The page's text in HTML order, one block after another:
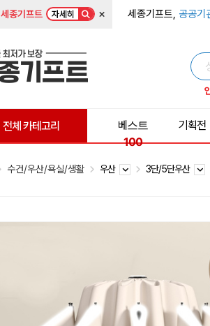
세종기프트 자세히 × 세종기프트, 공공기
전체 카테고리
베스트
100
기획전
수건/우산/욕실/생활 우산 3단/5단우산